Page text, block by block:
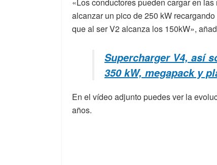
alcanzar un pico de 250 kW
que al ser V2 alcanza los 150kW»,
Supercharger V4, así
350 kW, megapack y
En el vídeo adjunto puedes ver la
años.